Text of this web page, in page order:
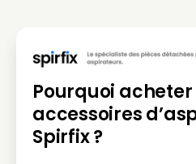
Pourquoi acheter
accessoires
Spirfix ?